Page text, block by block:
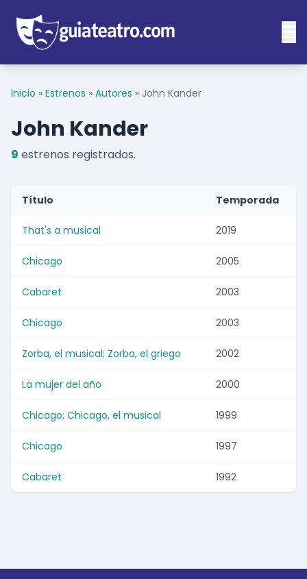
Inicio » Estrenos » Autores » John Kander
John Kander
9 estrenos registrados.
Título Temporada
That's a musical 2019
Chicago 2005
Cabaret 2003
Chicago 2003
Zorba, el musical; Zorba, el griego 2002
La mujer del año 2000
Chicago; Chicago, el musical 1999
Chicago 1997
Cabaret 1992